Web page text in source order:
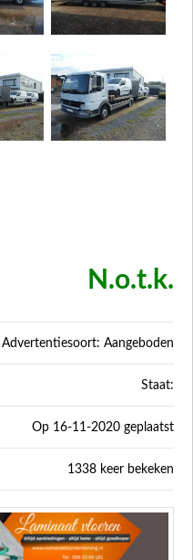
N.o.t.k.
Advertentiesoort: Aangeboden
Staat:
Op 16-11-2020 geplaatst
1338 keer bekeken